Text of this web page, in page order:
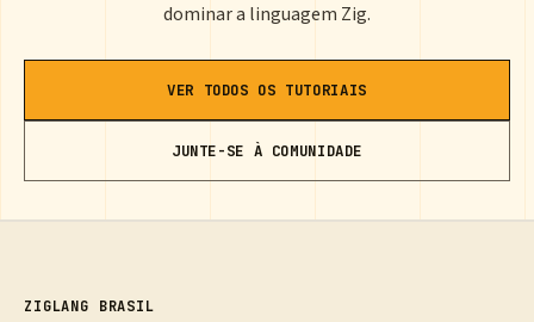
dominar a linguagem Zig.
VER TODOS OS TUTORIAIS
JUNTE-SE À COMUNIDADE
ZIGLANG BRASIL